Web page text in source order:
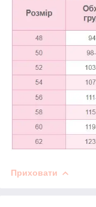
Приховати